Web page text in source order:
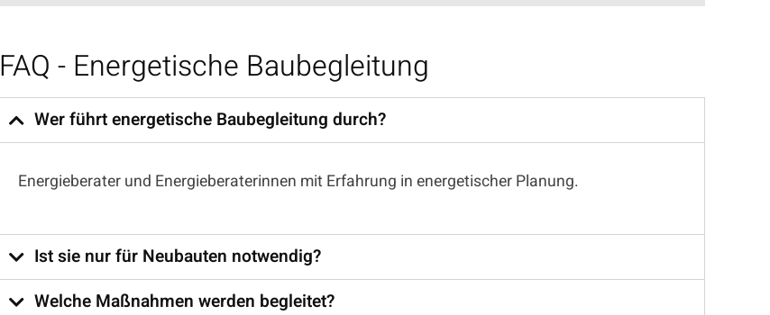
FAQ - Energetische Baubegleitung
Wer führt energetische Baubegleitung durch?
Energieberater und Energieberaterinnen mit Erfahrung in energetischer Planung.
Ist sie nur für Neubauten notwendig?
Welche Maßnahmen werden begleitet?